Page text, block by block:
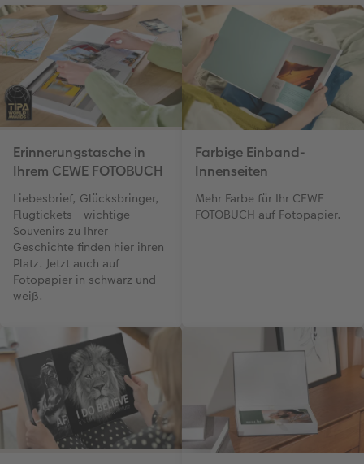
Erinnerungstasche in
Ihrem CEWE FOTOBUCH
Liebesbrief, Glücksbringer,
Flugtickets - wichtige
Souvenirs zu Ihrer
Geschichte finden hier ihren
Platz. Jetzt auch auf
Fotopapier in schwarz und
weiß.
Farbige Einband-
Innenseiten
Mehr Farbe für Ihr CEWE
FOTOBUCH auf Fotopapier.